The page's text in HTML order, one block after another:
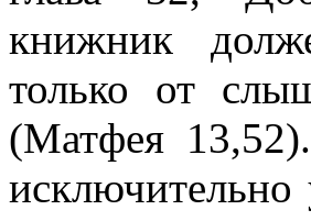
книжник
только от
(Матфея
исключительно